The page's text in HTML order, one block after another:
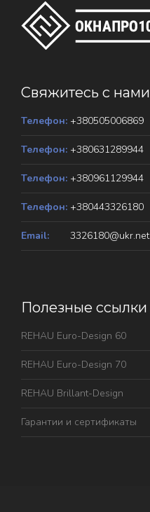
Свяжитесь с нами
Телефон: +380505006869
Телефон: +380631289944
Телефон: +380961129944
Телефон: +380443326180
Email: 3326180@ukr.net
Полезные ссылки
REHAU Euro-Design 60
REHAU Euro-Design 70
REHAU Brillant-Design
Гарантии и сертификаты